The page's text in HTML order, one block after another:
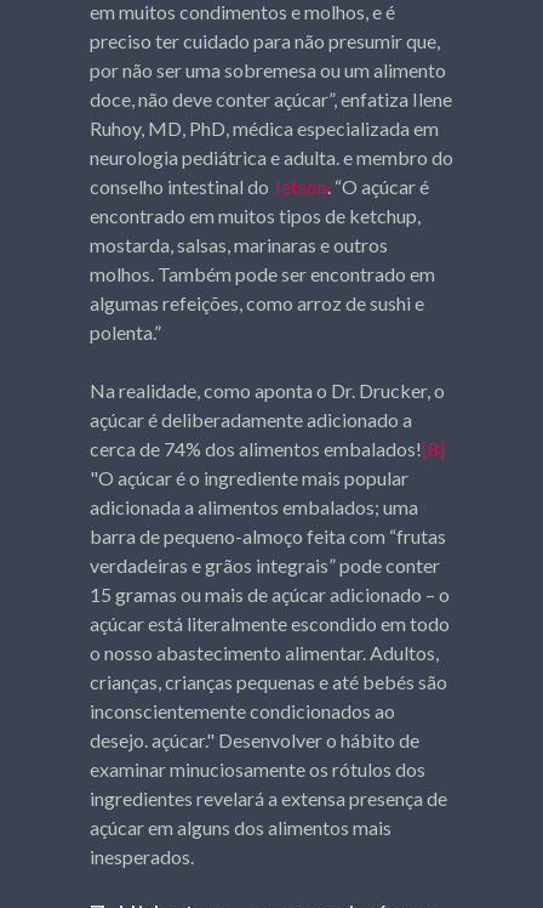
em muitos condimentos e molhos, e é
preciso ter cuidado para não presumir que,
por não ser uma sobremesa ou um alimento
doce, não deve conter açúcar”, enfatiza Ilene
Ruhoy, MD, PhD, médica especializada em
neurologia pediátrica e adulta. e membro do
conselho intestinal do Jetson. “O açúcar é
encontrado em muitos tipos de ketchup,
mostarda, salsas, marinaras e outros
molhos. Também pode ser encontrado em
algumas refeições, como arroz de sushi e
polenta.”
Na realidade, como aponta o Dr. Drucker, o
açúcar é deliberadamente adicionado a
cerca de 74% dos alimentos embalados![8]
"O açúcar é o ingrediente mais popular
adicionada a alimentos embalados; uma
barra de pequeno-almoço feita com “frutas
verdadeiras e grãos integrais” pode conter
15 gramas ou mais de açúcar adicionado – o
açúcar está literalmente escondido em todo
o nosso abastecimento alimentar. Adultos,
crianças, crianças pequenas e até bebés são
inconscientemente condicionados ao
desejo. açúcar." Desenvolver o hábito de
examinar minuciosamente os rótulos dos
ingredientes revelará a extensa presença de
açúcar em alguns dos alimentos mais
inesperados.